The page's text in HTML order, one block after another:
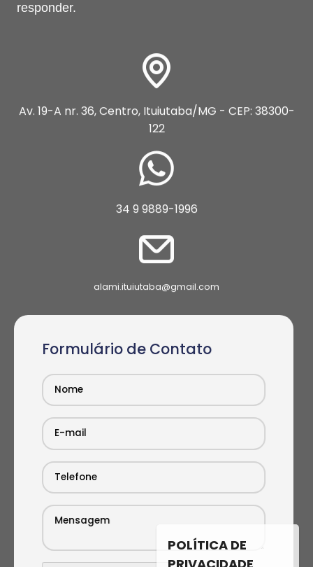
responder.
Av. 19-A nr. 36, Centro, Ituiutaba/MG - CEP: 38300-
122
34 9 9889-1996
alami.ituiutaba@gmail.com
Formulário de Contato
POLÍTICA DE